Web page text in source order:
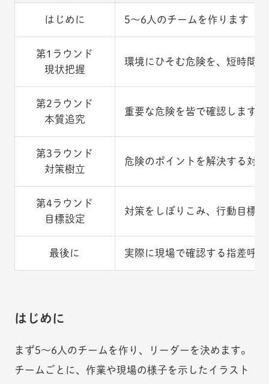
はじめに 5～6人のチームを作ります
第1ラウンド
現状把握
環境にひそむ危険を、短時間
第2ラウンド
本質追究
重要な危険を皆で確認します
第3ラウンド
対策樹立
危険のポイントを解決する対
第4ラウンド
目標設定
対策をしぼりこみ、行動目標
最後に 実際に現場で確認する指差呼
はじめに
まず5～6人のチームを作り、リーダーを決めます。
チームごとに、作業や現場の様子を示したイラスト